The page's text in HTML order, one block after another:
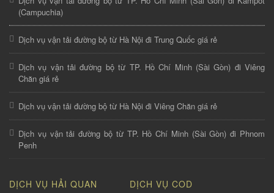
(Campuchia)
Dịch vụ vận tải đường bộ từ Hà Nội đi Trung Quốc giá rẻ
Dịch vụ vận tải đường bộ từ TP. Hồ Chí Minh (Sài Gòn) đi Viêng
Chăn giá rẻ
Dịch vụ vận tải đường bộ từ Hà Nội đi Viêng Chăn giá rẻ
Dịch vụ vận tải đường bộ từ TP. Hồ Chí Minh (Sài Gòn) đi Phnom
Penh
DỊCH VỤ HẢI QUAN DỊCH VỤ COD